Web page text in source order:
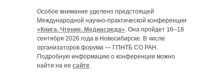
Особое внимание уделено предстоящей
Международной научно-практической конференции
«Книга. Чтение. Медиасреда». Она пройдет 16–18
сентября 2026 года в Новосибирске. В числе
организаторов форума — ГПНТБ СО РАН.
Подробную информацию о конференции можно
найти на ее сайте.